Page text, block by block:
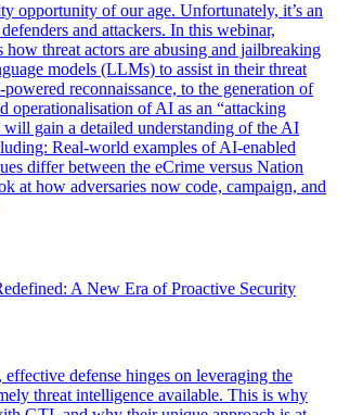
opportunity of our age. Unfortunately, it’s an
and attackers. In this webinar,
how threat actors are abusing and jailbreaking
models (LLMs) to assist in their threat
reconnaissance, to the generation of
operationalisation of AI as an “attacking
will gain a detailed understanding of the AI
Real-world examples of AI-enabled
differ between the eCrime versus Nation
at how adversaries now code, campaign, and
A New Era of Proactive Security
effective defense hinges on leveraging the
threat intelligence available. This is why